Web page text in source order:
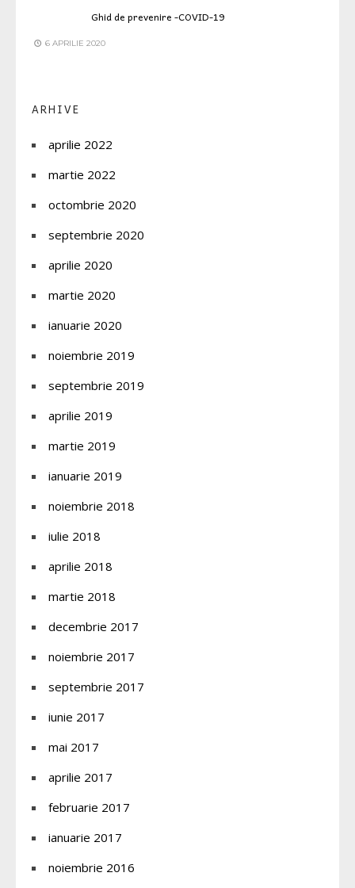
Ghid de prevenire -COVID-19
6 APRILIE 2020
ARHIVE
aprilie 2022
martie 2022
octombrie 2020
septembrie 2020
aprilie 2020
martie 2020
ianuarie 2020
noiembrie 2019
septembrie 2019
aprilie 2019
martie 2019
ianuarie 2019
noiembrie 2018
iulie 2018
aprilie 2018
martie 2018
decembrie 2017
noiembrie 2017
septembrie 2017
iunie 2017
mai 2017
aprilie 2017
februarie 2017
ianuarie 2017
noiembrie 2016